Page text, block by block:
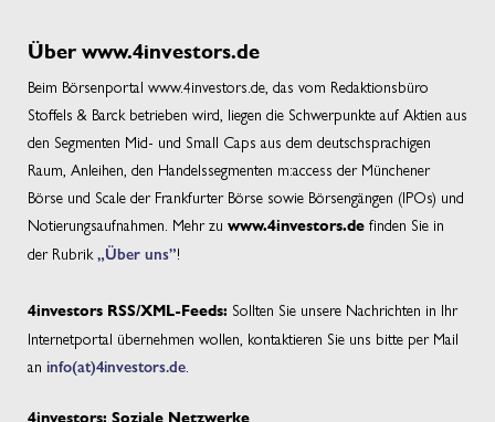
Über www.4investors.de
Beim Börsenportal www.4investors.de, das vom Redaktionsbüro
Stoffels & Barck betrieben wird, liegen die Schwerpunkte auf Aktien aus
den Segmenten Mid- und Small Caps aus dem deutschsprachigen
Raum, Anleihen, den Handelssegmenten m:access der Münchener
Börse und Scale der Frankfurter Börse sowie Börsengängen (IPOs) und
Notierungsaufnahmen. Mehr zu www.4investors.de finden Sie in
der Rubrik„Über uns”!
4investors RSS/XML-Feeds: Sollten Sie unsere Nachrichten in Ihr
Internetportal übernehmen wollen, kontaktieren Sie uns bitte per Mail
an info(at)4investors.de.